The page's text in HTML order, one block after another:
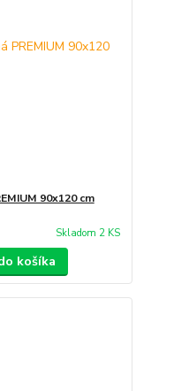
90x120 cm
Skladom 2 KS
košíka